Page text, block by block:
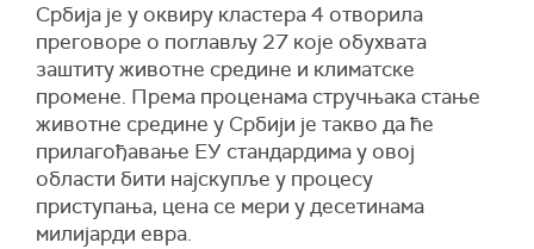
Србија је у оквиру кластера 4 отворила
преговоре о поглављу 27 које обухвата
заштиту животне средине и климатске
промене. Према проценама стручњака стање
животне средине у Србији је такво да ће
прилагођавање ЕУ стандардима у овој
области бити најскупље у процесу
приступања, цена се мери у десетинама
милијарди евра.